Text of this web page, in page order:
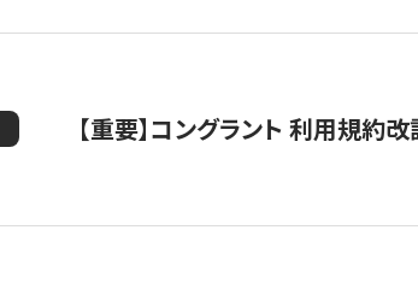
【重要】コングラント 利用規約